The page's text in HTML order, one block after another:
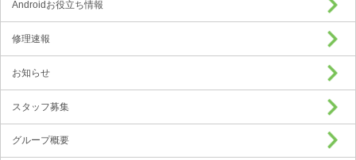
Androidお役立ち情報
修理速報
お知らせ
スタッフ募集
グループ概要